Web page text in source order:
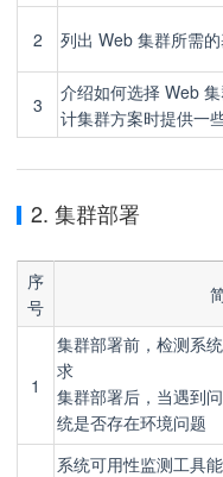
2 列出 Web 集群所需
3
介绍如何选择 Web
计集群方案时提供一
2. 集群部署
序
号
1
集群部署前，检测系
求
集群部署后，当遇到
统是否存在环境问题
系统可用性监测工具